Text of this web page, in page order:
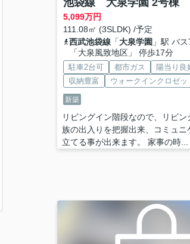
池袋線 大泉学園 2号棟
5,099万円
111.08㎡ (3SLDK) /予定
西武池袋線「大泉学園 」駅 バ
「大泉風致地区」 停歩17分
駐車2台可 都市ガス 陽当り良
収納豊富
ウォークインクロゼッ
新築
リビングイン階段なので、リビン
族の出入りを把握出来、コミュニ
立てる事が出来ます。 家事の時...